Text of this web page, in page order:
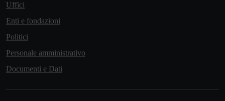
Uffici
Enti e fondazioni
Politici
Personale amministrativo
Documenti e Dati